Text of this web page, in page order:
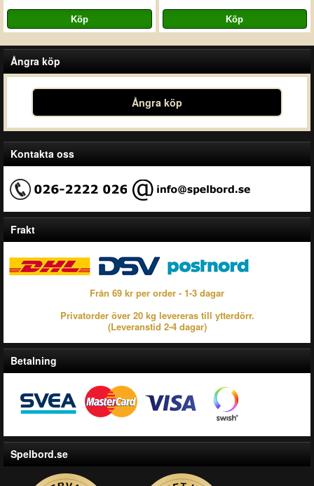
Ångra köp
Ångra köp
Kontakta oss
Frakt
Från 69 kr per order - 1-3 dagar
Privatorder över 20 kg levereras till ytterdörr.
(Leveranstid 2-4 dagar)
Betalning
Spelbord.se